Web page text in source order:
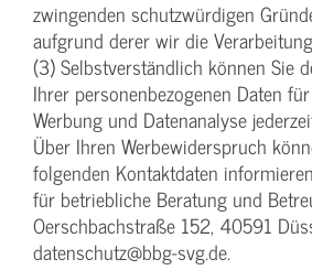
zwingenden schutzwürdigen
aufgrund derer wir die
(3) Selbstverständlich können Sie
Ihrer personenbezogenen Daten
Werbung und Datenanalyse
Über Ihren Werbewiderspruch
folgenden Kontaktdaten
für betriebliche Beratung und
Oerschbachstraße 152, 40591
datenschutz@bbg-svg.de.